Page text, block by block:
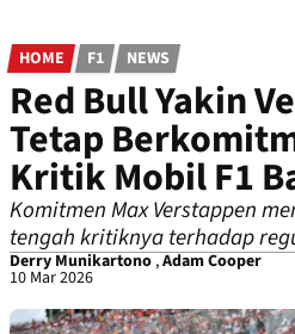
HOME F1 NEWS
Red Bull Yakin
Tetap
Kritik Mobil F1
Komitmen Max Verstappen
tengah kritiknya terhadap
Derry Munikartono,Adam Cooper
10 Mar 2026